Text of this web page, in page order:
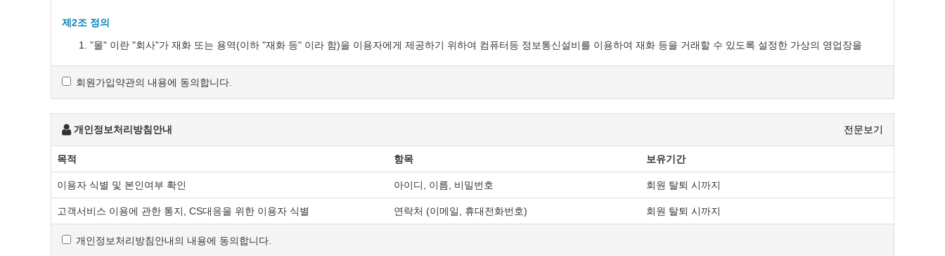
제2조 정의
"몰" 이란 "회사"가 재화 또는 용역(이하 "재화 등" 이라 함)을 이용자에게 제공하기 위하여 컴퓨터등 정보통신설비를 이용하여 재화 등을 거래할 수 있도록 설정한 가상의 영업장을
"이용자"란 "몰"에 접속하여 이 약관에 따라 "몰"이 제공하는 서비스를 받는 회원 및 비회원을 말합니다.
제3조 약관 등의 명시와 설명 및 개정
"몰"은 이 약관의 내용과 상호 및 대표자 성명, 영업소 소재지 주소(소비자의 불만을 처리할 수 있는 곳의 주소를 포함), 전화번호·모사전송번호·전자우편주소, 사업자등록번호,
통신판매업 신고번호, 개인정보관리책임자 등을 이용자가 쉽게 알 수 있도록 사이버몰의 초기 서비스화면(전면)에 게시합니다. 다만, 약관의 내용은 이용자가 연결화면을 통하여 볼 수
있도록 할 수 있습니다.
"몰"은 이용자가 약관에 동의하기에 앞서 약관에 정하여져 있는 내용 중 청약철회·배송책임·환불조건 등과 같은 중요한 내용을 이용자가 이해할 수 있도록 별도의 연결화면 또는
팝업화면 등을 제공하여 이용자의 확인을 구하여야 합니다.
"몰"은 「전자상거래 등에서의 소비자보호에 관한 법률」, 「약관의 규제에 관한 법률」, 「전자문서 및 전자거래기본법」, 「전자금융거래법」, 「전자서명법」, 「정보통신망
회원가입약관의 내용에 동의합니다.
전문보기
개인정보처리방침안내
목적 항목 보유기간
이용자 식별 및 본인여부 확인 아이디, 이름, 비밀번호 회원 탈퇴 시까지
고객서비스 이용에 관한 통지, CS대응을 위한 이용자 식별 연락처 (이메일, 휴대전화번호) 회원 탈퇴 시까지
개인정보처리방침안내의 내용에 동의합니다.